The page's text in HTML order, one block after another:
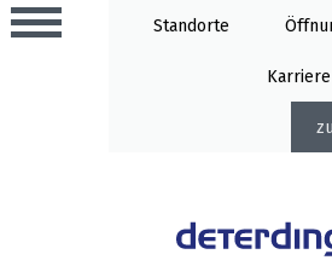
Standorte
Karriere